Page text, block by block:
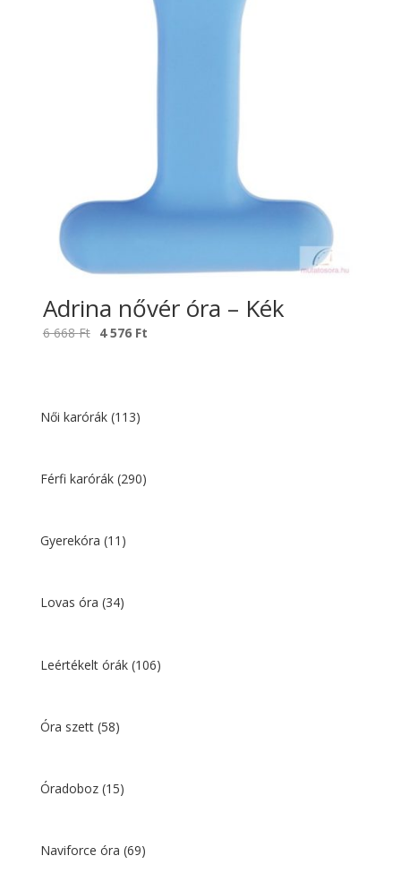
Adrina nővér óra – Kék
6 668Ft Original
668 Ft.
4 576 Ft
Női karórák (113)
Férfi karórák (290)
Gyerekóra (11)
Lovas óra (34)
Leértékelt órák (106)
Óra szett (58)
Óradoboz (15)
Naviforce óra (69)